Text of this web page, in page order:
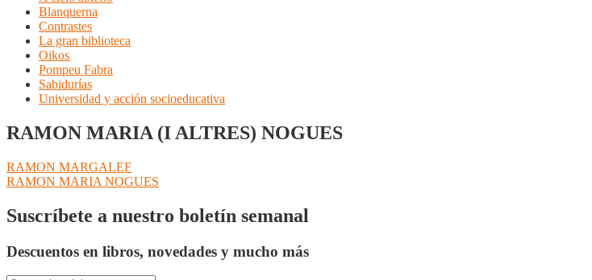
Blanquerna
Contrastes
La gran biblioteca
Oikos
Pompeu Fabra
Sabidurías
Universidad y acción socioeducativa
RAMON MARIA (I ALTRES) NOGUES
Navegación
de
entradas
Anterior:
RAMON MARGALEF
Siguiente:
RAMON MARIA NOGUES
Suscríbete a nuestro boletín semanal
Descuentos en libros, novedades y mucho más